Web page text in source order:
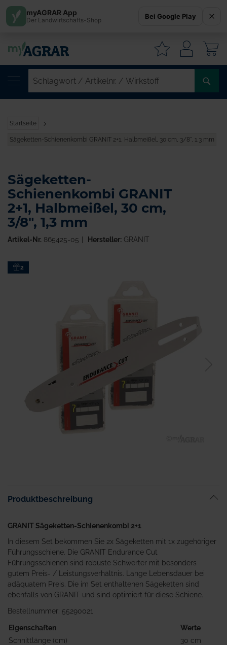
Startseite
Sägeketten-Schienenkombi GRANIT 2+1, Halbmeißel, 30 cm, 3/8", 1,3 mm
Zum
Ende
2
Sägeketten-
Schienenkombi GRANIT
2+1, Halbmeißel, 30 cm,
3/8", 1,3 mm
Artikel-Nr. 865425-05 Hersteller:GRANIT
Produktbeschreibung
GRANIT Sägeketten-Schienenkombi 2+1
In diesem Set bekommen Sie 2x Sägeketten mit 1x zugehöriger
Führungsschiene. Die GRANIT Endurance Cut
Führungsschienen sind robuste Schwerter mit besonders
gutem Preis- / Leistungsverhältnis. Lange Lebensdauer bei
adäquatem Preis. Die im Set enthaltenen Sägeketten sind
ebenfalls von GRANIT und sind optimiert für diese Schiene.
Bestellnummer: 55290021
Eigenschaften
Werte
Schnittlänge (cm)
30 cm
myAGRAR App
Der Landwirtschafts-Shop Bei Google Play